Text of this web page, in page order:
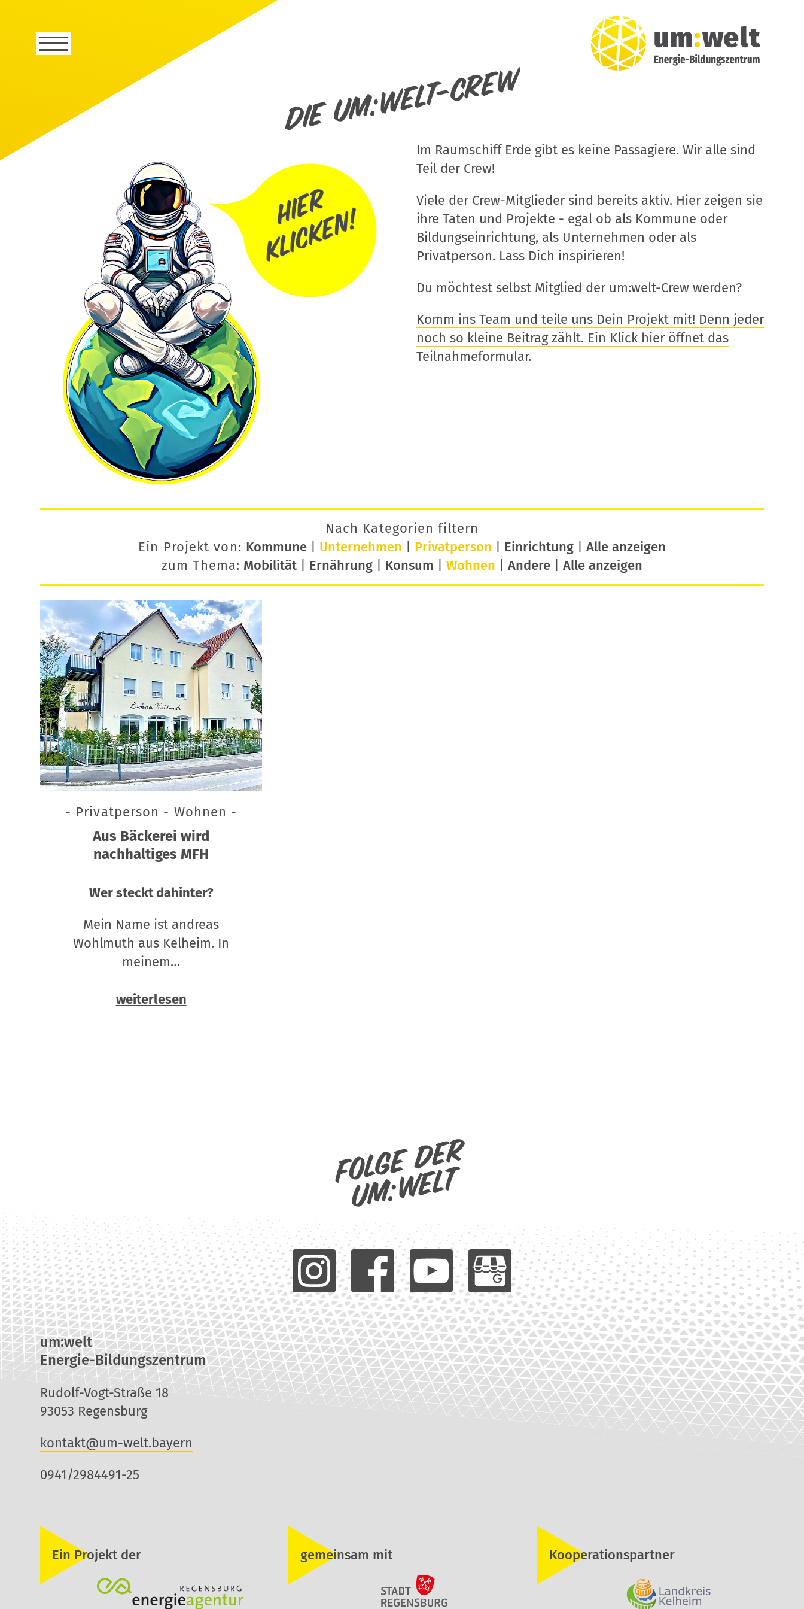
Die um:welt-Crew
Im Raumschiff Erde gibt es keine Passagiere. Wir alle sind
Teil der Crew!
Viele der Crew-Mitglieder sind bereits aktiv. Hier zeigen sie
ihre Taten und Projekte - egal ob als Kommune oder
Bildungseinrichtung, als Unternehmen oder als
Privatperson. Lass Dich inspirieren!
Du möchtest selbst Mitglied der um:welt-Crew werden?
Komm ins Team und teile uns Dein Projekt mit! Denn jeder
noch so kleine Beitrag zählt. Ein Klick hier öffnet das
Teilnahmeformular.
Nach Kategorien filtern
Ein Projekt von: Kommune| Unternehmen Privatperson Einrichtung| Alle anzeigen
zum Thema: Mobilität Ernährung Konsum Wohnen Andere Alle anzeigen
- Privatperson - Wohnen -
Aus Bäckerei wird
nachhaltiges MFH
Wer steckt dahinter?
Mein Name ist andreas
Wohlmuth aus Kelheim. In
meinem…
weiterlesen
Folge der
um:welt
um:welt
Energie-Bildungszentrum
Rudolf-Vogt-Straße 18
93053 Regensburg
kontakt@um-welt.bayern
0941/2984491-25
Ein Projekt der gemeinsam mit Kooperationspartner